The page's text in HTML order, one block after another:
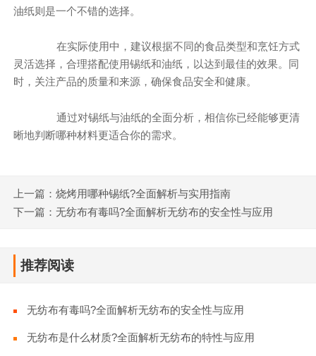
油纸则是一个不错的选择。
在实际使用中，建议根据不同的食品类型和烹饪方式
灵活选择，合理搭配使用锡纸和油纸，以达到最佳的效果。同
时，关注产品的质量和来源，确保食品安全和健康。
通过对锡纸与油纸的全面分析，相信你已经能够更清
晰地判断哪种材料更适合你的需求。
上一篇：烧烤用哪种锡纸?全面解析与实用指南
下一篇：无纺布有毒吗?全面解析无纺布的安全性与应用
推荐阅读
无纺布有毒吗?全面解析无纺布的安全性与应用
无纺布是什么材质?全面解析无纺布的特性与应用